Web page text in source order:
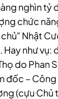
nghìn tỷ
chức
Nhật
Hay như
do Phan
đốc – Công
(cựu